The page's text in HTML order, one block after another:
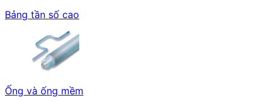
Bảng tần số cao
Ống và ống mềm